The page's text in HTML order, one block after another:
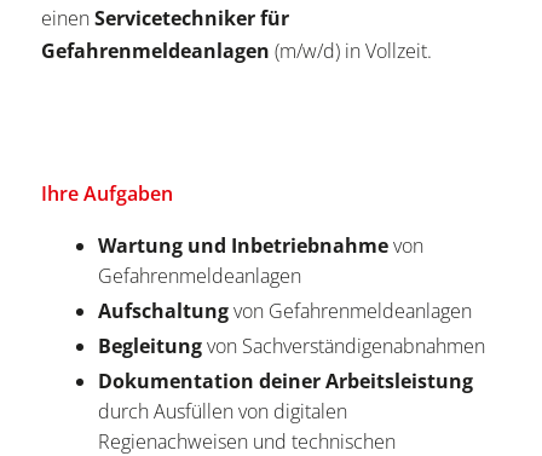
einenServicetechniker für
Gefahrenmeldeanlagen (m/w/d) in Vollzeit.
Ihre Aufgaben
Wartung und Inbetriebnahmevon
Gefahrenmeldeanlagen
Aufschaltungvon Gefahrenmeldeanlagen
Begleitungvon Sachverständigenabnahmen
Dokumentation deiner Arbeitsleistung
durch Ausfüllen von digitalen
Regienachweisen und technischen